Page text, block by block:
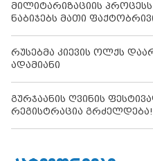
მილიტარიზაციის
ნაბიჯებს მათი
რუსებმა კიევის ოლქს
ადამიანი
გურჯაანის ღვინის
რეგისტრაცია გრძელდება!